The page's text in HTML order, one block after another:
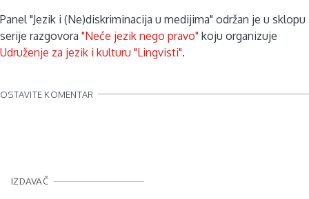
Panel "Jezik i (Ne)diskriminacija u medijima" održan je u sklopu
serije razgovora "Neće jezik nego pravo" koju organizuje
Udruženje za jezik i kulturu "Lingvisti".
OSTAVITE KOMENTAR
IZDAVAČ